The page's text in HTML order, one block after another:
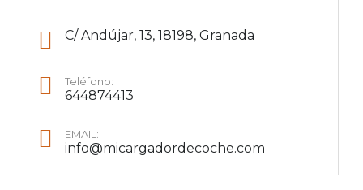
C/ Andújar, 13, 18198, Granada
Teléfono:
644874413
EMAIL:
info@micargadordecoche.com